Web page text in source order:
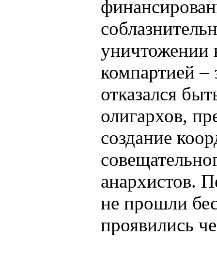
уничтожении
компартией –
отказался
олигархов,
создание
анархистов.
не прошли
проявились